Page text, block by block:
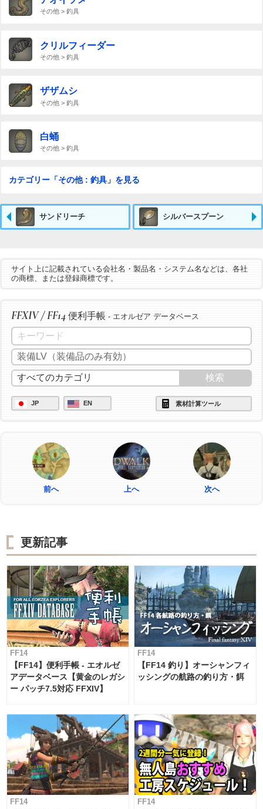
その他 > 釣具
クリルフィーダー
その他 > 釣具
ザザムシ
その他 > 釣具
白蛹
その他 > 釣具
カテゴリー「その他 : 釣具」を見る
サンドリーチ シルバースプーン
サイト上に記載されている会社名・製品名・システム名などは、各社
の商標、または登録商標です。
FFXIV / FF14 便利手帳 - エオルゼア データベース
JP EN 素材計算ツール
前へ 上へ 次へ
更新記事
FF14
【FF14】便利手帳 - エオルゼ
アデータベース【黄金のレガシ
ー パッチ7.5対応 FFXIV】
FF14
【FF14 釣り】オーシャンフィ
ッシングの航路の釣り方・餌
FF14 FF14